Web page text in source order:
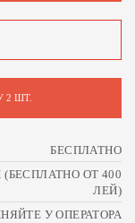
2 ШТ.
БЕСПЛАТНО
(БЕСПЛАТНО ОТ 400
ЛЕЙ)
У ОПЕРАТОРА